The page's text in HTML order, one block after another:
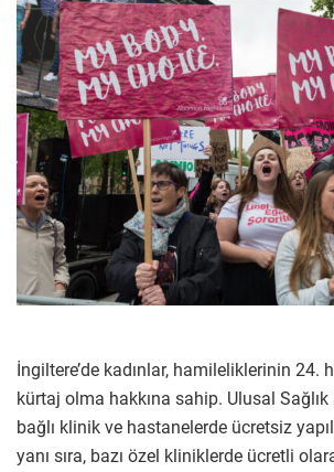
İngiltere’de kadınlar, hamileliklerinin 24.
kürtaj olma hakkına sahip. Ulusal Sağlık
bağlı klinik ve hastanelerde ücretsiz
yanı sıra, bazı özel kliniklerde ücretli